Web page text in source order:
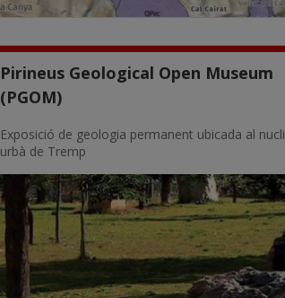
Pirineus Geological Open Museum
(PGOM)
Exposició de geologia permanent ubicada al nucli
urbà de Tremp